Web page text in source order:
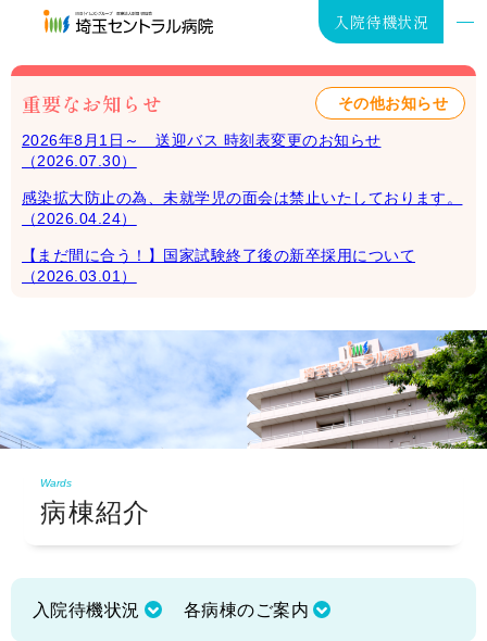
入院待機状況
入院･お見舞い
外来･健診
在宅医療
病院案内
採用情報
アクセス
重要なお知らせ その他お知らせ
2026年8月1日～ 送迎バス 時刻表変更のお知らせ
（2026.07.30）
感染拡大防止の為、未就学児の面会は禁止いたしております。
（2026.04.24）
【まだ間に合う！】国家試験終了後の新卒採用について
（2026.03.01）
病棟紹介
入院待機状況 各病棟のご案内